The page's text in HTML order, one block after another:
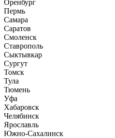
Оренбург
Пермь
Самара
Саратов
Смоленск
Ставрополь
Сыктывкар
Сургут
Томск
Тула
Тюмень
Уфа
Хабаровск
Челябинск
Ярославль
Южно-Сахалинск